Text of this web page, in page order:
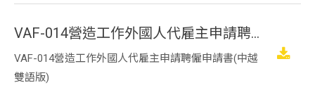
VAF-014營造工作外國人代雇主申請聘僱申請書(中越雙語版)
VAF-014營造工作外國人代雇主申請聘僱申請書(中越
雙語版)